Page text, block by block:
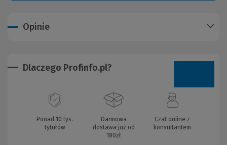
Opinie
Dlaczego Profinfo.pl?
Ponad 10 tys.
tytułów
Darmowa
dostawa już od
180zł
Czat online z
konsultantem